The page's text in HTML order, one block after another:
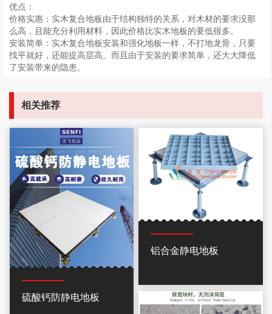
优点：
价格实惠：实木复合地板由于结构独特的关系，对木材的要求没那
么高，且能充分利用材料，因此价格比实木地板的要低很多。
安装简单：实木复合地板安装和强化地板一样，不打地龙骨，只要
找平就好，还能提高层高。而且由于安装的要求简单，还大大降低
了安装带来的隐患。
相关推荐
硫酸钙防静电地板
铝合金静电地板